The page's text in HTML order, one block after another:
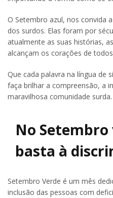
O Setembro azul, nos convida
dos surdos. Elas foram por
atualmente as suas histórias,
alcançam os corações de
Que cada palavra na língua de
faça brilhar a compreensão, a
maravilhosa comunidade surda.
No
basta à
Setembro Verde é um mês
inclusão das pessoas com